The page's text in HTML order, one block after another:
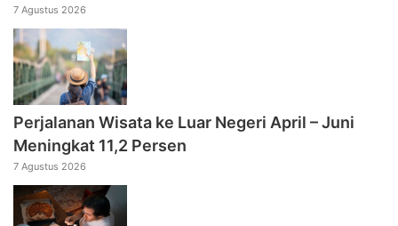
7 Agustus 2026
Perjalanan Wisata ke Luar Negeri April – Juni
Meningkat 11,2 Persen
7 Agustus 2026